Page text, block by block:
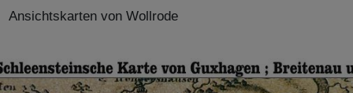
Ansichtskarten von Wollrode